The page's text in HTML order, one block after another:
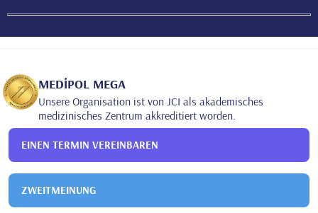
MEDİPOL MEGA
Unsere Organisation ist von JCI als akademisches
medizinisches Zentrum akkreditiert worden.
EINEN TERMIN VEREINBAREN
ZWEITMEINUNG